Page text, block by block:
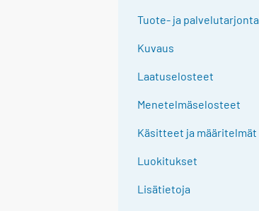
Tuote- ja palvelutarjonta
Kuvaus
Laatuselosteet
Menetelmäselosteet
Käsitteet ja määritelmät
Luokitukset
Lisätietoja